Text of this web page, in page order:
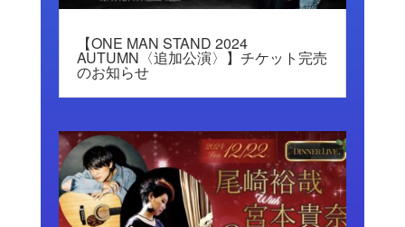
【ONE MAN STAND 2024
AUTUMN〈追加公演〉】チケット完売
のお知らせ